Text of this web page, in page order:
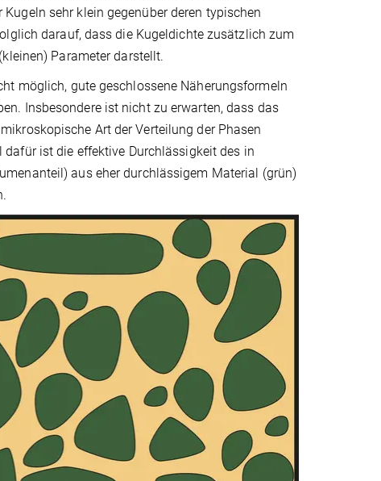
sehr klein gegenüber deren typischen
darauf, dass die Kugeldichte zusätzlich zum
Parameter darstellt.
möglich, gute geschlossene Näherungsformeln
Insbesondere ist nicht zu erwarten, dass das
Art der Verteilung der Phasen
ist die effektive Durchlässigkeit des in
aus eher durchlässigem Material (grün)